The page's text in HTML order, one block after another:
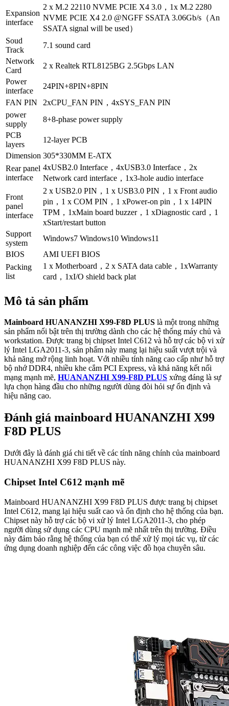
Expansion
interface
2 x M.2 22110 NVME PCIE X4 3.0，1x M.2 2280
NVME PCIE X4 2.0 @NGFF SSATA 3.06Gb/s（An
SSATA signal will be used）
Soud
Track
7.1 sound card
Network
Card
2 x Realtek RTL8125BG 2.5Gbps LAN
Power
interface
24PIN+8PIN+8PIN
FAN PIN
2xCPU_FAN PIN，4xSYS_FAN PIN
power
supply
8+8-phase power supply
PCB
layers
12-layer PCB
Dimension 305*330MM E-ATX
Rear panel
interface
4xUSB2.0 Interface，4xUSB3.0 Interface，2x
Network card interface，1x3-hole audio interface
Front
panel
interface
2 x USB2.0 PIN，1 x USB3.0 PIN，1 x Front audio
pin，1 x COM PIN，1 xPower-on pin，1 x 14PIN
TPM，1xMain board buzzer，1 xDiagnostic card，1
xStart/restart button
Support
system
Windows7 Windows10 Windows11
BIOS
AMI UEFI BIOS
Packing
list
1 x Motherboard，2 x SATA data cable，1xWarranty
card，1xI/O shield back plat
Mô tả sản phẩm
Mainboard HUANANZHI X99-F8D PLUS là một trong những
sản phẩm nổi bật trên thị trường dành cho các hệ thống máy chủ và
workstation. Được trang bị chipset Intel C612 và hỗ trợ các bộ vi xử
lý Intel LGA2011-3, sản phẩm này mang lại hiệu suất vượt trội và
khả năng mở rộng linh hoạt. Với nhiều tính năng cao cấp như hỗ trợ
bộ nhớ DDR4, nhiều khe cắm PCI Express, và khả năng kết nối
mạng mạnh mẽ, HUANANZHI X99-F8D PLUS xứng đáng là sự
lựa chọn hàng đầu cho những người dùng đòi hỏi sự ổn định và
hiệu năng cao.
Đánh giá mainboard HUANANZHI X99
F8D PLUS
Dưới đây là đánh giá chi tiết về các tính năng chính của mainboard
HUANANZHI X99 F8D PLUS này.
Chipset Intel C612 mạnh mẽ
Mainboard HUANANZHI X99 F8D PLUS được trang bị chipset
Intel C612, mang lại hiệu suất cao và ổn định cho hệ thống của bạn.
Chipset này hỗ trợ các bộ vi xử lý Intel LGA2011-3, cho phép
người dùng sử dụng các CPU mạnh mẽ nhất trên thị trường. Điều
này đảm bảo rằng hệ thống của bạn có thể xử lý mọi tác vụ, từ các
ứng dụng doanh nghiệp đến các công việc đồ họa chuyên sâu.